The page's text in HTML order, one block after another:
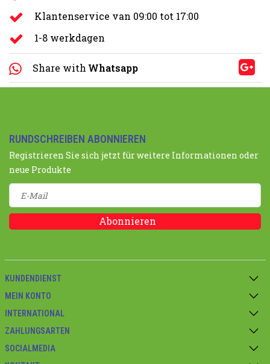
Klantenservice van 09:00 tot 17:00
1-8 werkdagen
Share with Whatsapp
RUNDSCHREIBEN ABONNIEREN
Registrieren Sie sich jetzt für weitere Informationen oder
neue Produkte
Abonnieren
KUNDENDIENST
MEIN KONTO
INTERNATIONAL
ZAHLUNGSARTEN
SOCIALMEDIA